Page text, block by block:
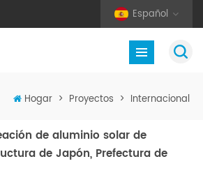
Español
Hogar > Proyectos > Internacional
de aluminio solar de
de Japón, Prefectura de